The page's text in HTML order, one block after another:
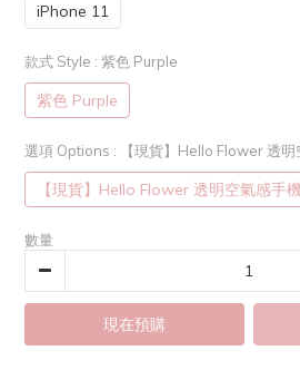
iPhone 11
款式 Style : 紫色 Purple
紫色 Purple
選項 Options : 【現貨】Hello Flower 透明
【現貨】Hello Flower 透明空氣感手
數量
現在預購